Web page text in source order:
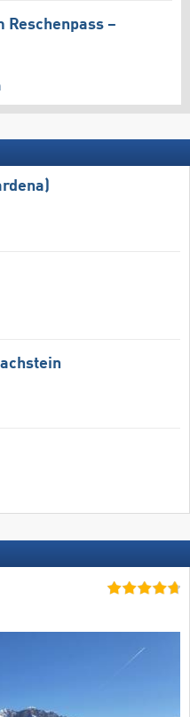
Reschenpass –